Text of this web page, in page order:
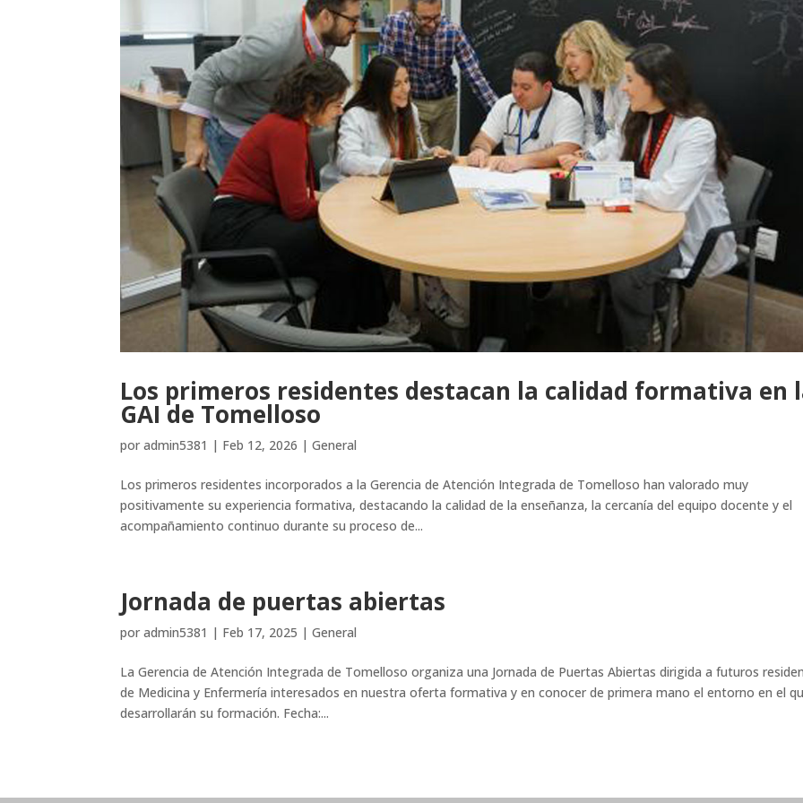
Los primeros residentes destacan la calidad formativa en
GAI de Tomelloso
poradmin5381 | Feb 12, 2026 |General
Los primeros residentes incorporados a la Gerencia de Atención Integrada de Tomelloso han valorado muy
positivamente su experiencia formativa, destacando la calidad de la enseñanza, la cercanía del equipo docente y el
acompañamiento continuo durante su proceso de...
Jornada de puertas abiertas
poradmin5381 | Feb 17, 2025 |General
La Gerencia de Atención Integrada de Tomelloso organiza una Jornada de Puertas Abiertas dirigida a futuros
de Medicina y Enfermería interesados en nuestra oferta formativa y en conocer de primera mano el entorno en el
desarrollarán su formación. Fecha:...